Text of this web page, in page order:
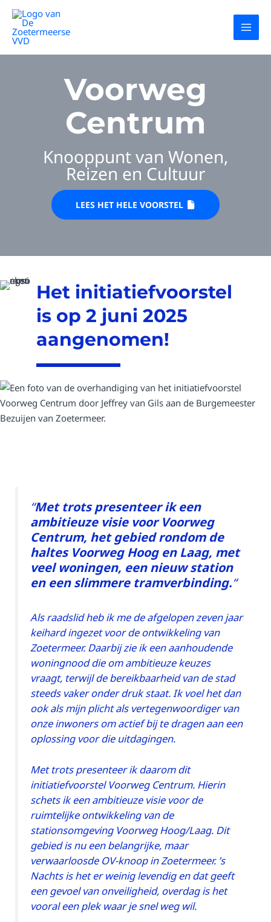
naar
inhoud
Voorweg
Centrum
Knooppunt van Wonen,
Reizen en Cultuur
LEES HET HELE VOORSTEL
Het initiatiefvoorstel
is op 2 juni 2025
aangenomen!
“Met trots presenteer ik een
ambitieuze visie voor Voorweg
Centrum, het gebied rondom de
haltes Voorweg Hoog en Laag, met
veel woningen, een nieuw station
en een slimmere tramverbinding.“
Als raadslid heb ik me de afgelopen zeven jaar
keihard ingezet voor de ontwikkeling van
Zoetermeer. Daarbij zie ik een aanhoudende
woningnood die om ambitieuze keuzes
vraagt, terwijl de bereikbaarheid van de stad
steeds vaker onder druk staat. Ik voel het dan
ook als mijn plicht als vertegenwoordiger van
onze inwoners om actief bij te dragen aan een
oplossing voor die uitdagingen.
Met trots presenteer ik daarom dit
initiatiefvoorstel Voorweg Centrum. Hierin
schets ik een ambitieuze visie voor de
ruimtelijke ontwikkeling van de
stationsomgeving Voorweg Hoog/Laag. Dit
gebied is nu een belangrijke, maar
verwaarloosde OV-knoop in Zoetermeer. ’s
Nachts is het er weinig levendig en dat geeft
een gevoel van onveiligheid, overdag is het
vooral een plek waar je snel weg wil.